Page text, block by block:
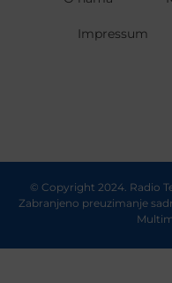
Impressum
© Copyright 2024. Radio
Zabranjeno preuzimanje